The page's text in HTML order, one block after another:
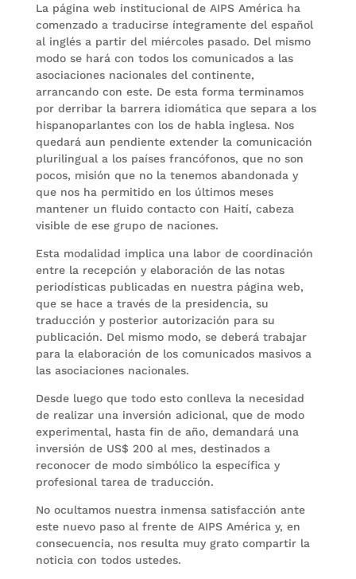
La página web institucional de AIPS América ha
comenzado a traducirse íntegramente del español
al inglés a partir del miércoles pasado. Del mismo
modo se hará con todos los comunicados a las
asociaciones nacionales del continente,
arrancando con este. De esta forma terminamos
por derribar la barrera idiomática que separa a los
hispanoparlantes con los de habla inglesa. Nos
quedará aun pendiente extender la comunicación
plurilingual a los países francófonos, que no son
pocos, misión que no la tenemos abandonada y
que nos ha permitido en los últimos meses
mantener un fluido contacto con Haití, cabeza
visible de ese grupo de naciones.
Esta modalidad implica una labor de coordinación
entre la recepción y elaboración de las notas
periodísticas publicadas en nuestra página web,
que se hace a través de la presidencia, su
traducción y posterior autorización para su
publicación. Del mismo modo, se deberá trabajar
para la elaboración de los comunicados masivos a
las asociaciones nacionales.
Desde luego que todo esto conlleva la necesidad
de realizar una inversión adicional, que de modo
experimental, hasta fin de año, demandará una
inversión de US$ 200 al mes, destinados a
reconocer de modo simbólico la específica y
profesional tarea de traducción.
No ocultamos nuestra inmensa satisfacción ante
este nuevo paso al frente de AIPS América y, en
consecuencia, nos resulta muy grato compartir la
noticia con todos ustedes.